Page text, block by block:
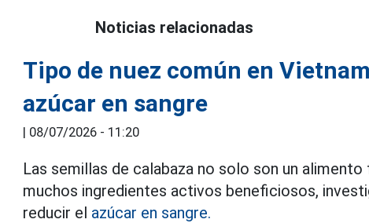
Noticias relacionadas
Tipo de nuez común en
azúcar en sangre
| 08/07/2026 - 11:20
Las semillas de calabaza no solo son un
muchos ingredientes activos beneficiosos,
reducir el azúcar en sangre.